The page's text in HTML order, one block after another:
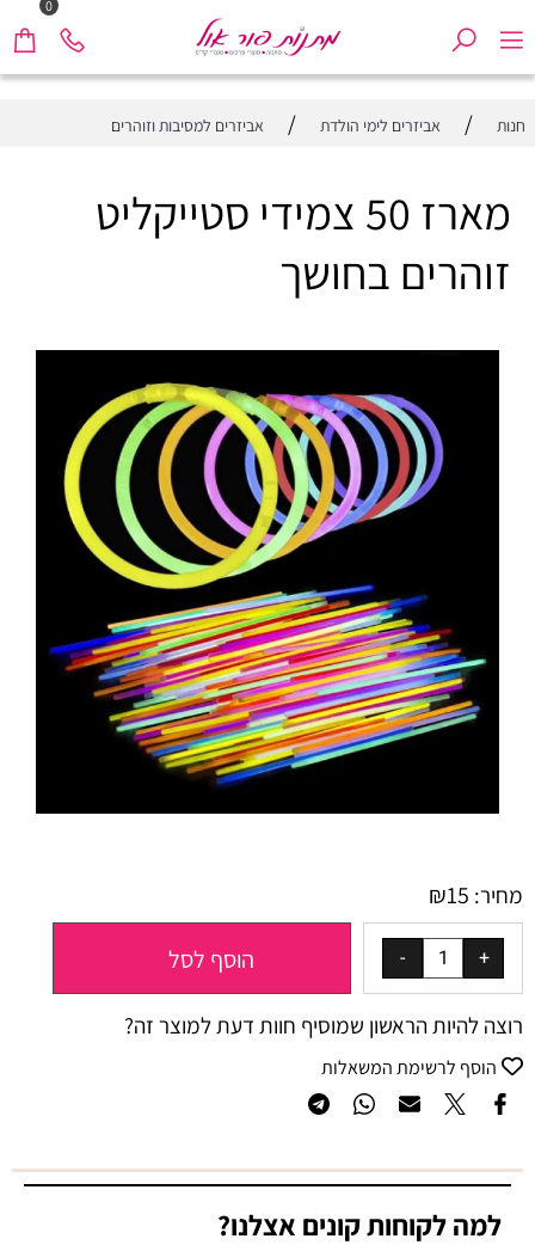
0
חנות / אביזרים לימי הולדת / אביזרים למסיבות וזוהרים
מארז 50 צמידי סטייקליט
זוהרים בחושך
מחיר: ₪15
הוסף לסל
רוצה להיות הראשון שמוסיף חוות דעת למוצר זה?
הוסף לרשימת המשאלות
למה לקוחות קונים אצלנו?